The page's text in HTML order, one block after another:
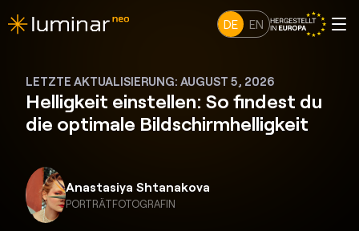
DE EN
LETZTE AKTUALISIERUNG: AUGUST 5, 2026
Helligkeit einstellen: So findest du
die optimale Bildschirmhelligkeit
Anastasiya Shtanakova
PORTRÄTFOTOGRAFIN